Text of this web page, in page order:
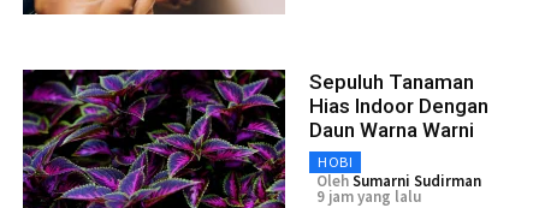
Sepuluh Tanaman
Hias Indoor Dengan
Daun Warna Warni
HOBI
OlehSumarni Sudirman
9 jam yang lalu